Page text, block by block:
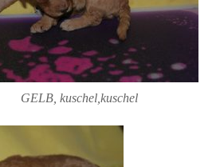
GELB, kuschel,kuschel